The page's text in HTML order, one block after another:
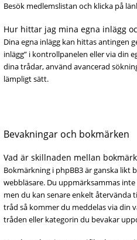
Besök medlemslistan och klicka på
Hur hittar jag mina egna inlägg
Dina egna inlägg kan hittas antingen
inlägg” i kontrollpanelen eller via din
dina trådar, använd avancerad
lämpligt sätt.
Bevakningar och bokmärken
Vad är skillnaden mellan
Bokmärkning i phpBB3 är ganska likt
webbläsare. Du uppmärksammas
men du kan senare enkelt återvända
tråd så kommer du meddelas via din
tråden eller kategorin du bevakar